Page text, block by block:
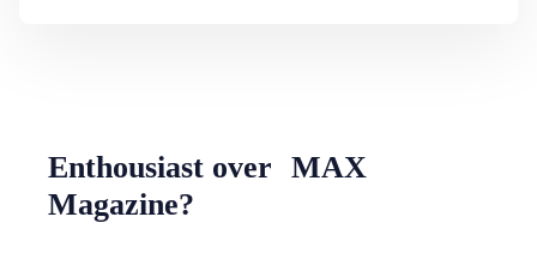
Enthousiast over MAX
Magazine?